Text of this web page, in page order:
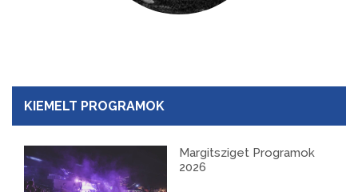
KIEMELT PROGRAMOK
Margitsziget Programok
2026